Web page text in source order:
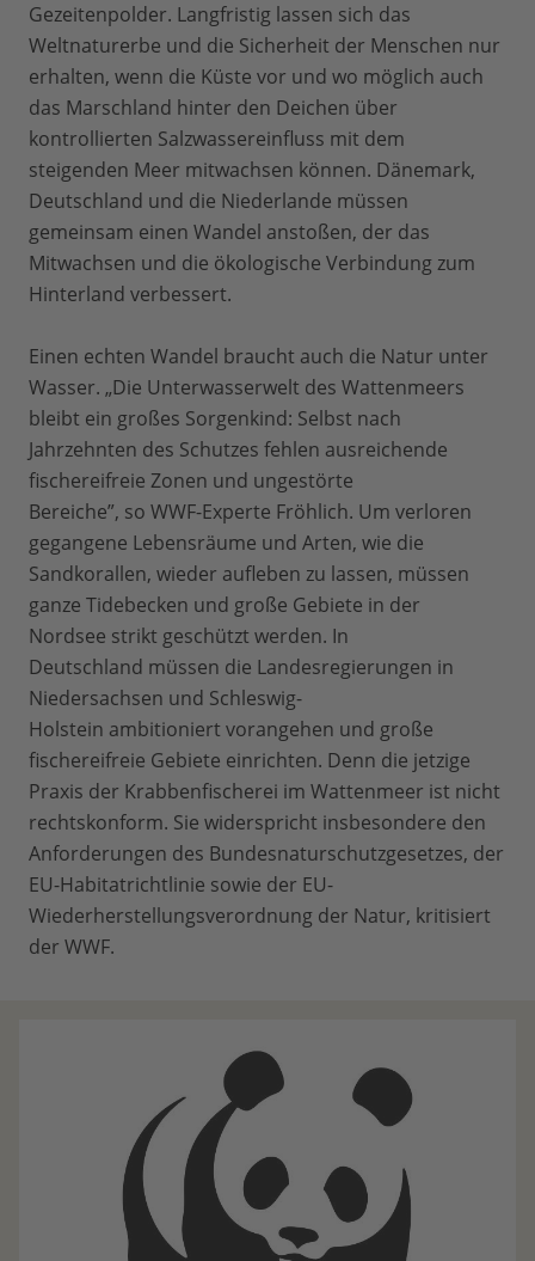
Gezeitenpolder. Langfristig lassen sich das
Weltnaturerbe und die Sicherheit der Menschen nur
erhalten, wenn die Küste vor und wo möglich auch
das Marschland hinter den Deichen über
kontrollierten Salzwassereinfluss mit dem
steigenden Meer mitwachsen können. Dänemark,
Deutschland und die Niederlande müssen
gemeinsam einen Wandel anstoßen, der das
Mitwachsen und die ökologische Verbindung zum
Hinterland verbessert.
Einen echten Wandel braucht auch die Natur unter
Wasser. „Die Unterwasserwelt des Wattenmeers
bleibt ein großes Sorgenkind: Selbst nach
Jahrzehnten des Schutzes fehlen ausreichende
fischereifreie Zonen und ungestörte
Bereiche”, so WWF-Experte Fröhlich. Um verloren
gegangene Lebensräume und Arten, wie die
Sandkorallen, wieder aufleben zu lassen, müssen
ganze Tidebecken und große Gebiete in der
Nordsee strikt geschützt werden. In
Deutschland müssen die Landesregierungen in
Niedersachsen und Schleswig-
Holstein ambitioniert vorangehen und große
fischereifreie Gebiete einrichten. Denn die jetzige
Praxis der Krabbenfischerei im Wattenmeer ist nicht
rechtskonform. Sie widerspricht insbesondere den
Anforderungen des Bundesnaturschutzgesetzes, der
EU-Habitatrichtlinie sowie der EU-
Wiederherstellungsverordnung der Natur, kritisiert
der WWF.